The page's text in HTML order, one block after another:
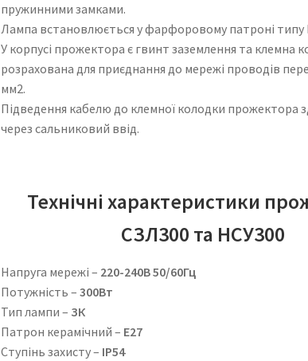
пружинними замками.
Лампа встановлюється у фарфоровому патроні
У корпусі прожектора є гвинт заземлення та клемна
розрахована для приєднання до мережі проводів
мм2.
Підведення кабелю до клемної колодки прожектора
через сальниковий ввід.
Технічні характеристики
СЗЛ300 та НСУ300
Напруга мережі – 220-240В 50/60Гц
Потужність – 300Вт
Тип лампи – ЗК
Патрон керамічний – E27
Ступінь захисту – ІР54